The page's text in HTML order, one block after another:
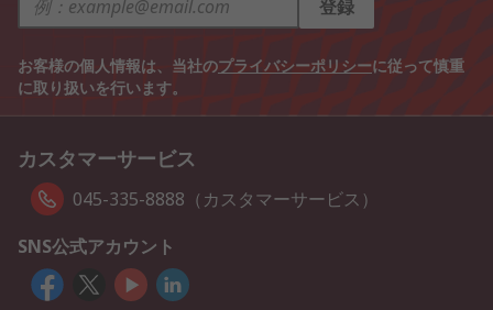
登録
お客様の個人情報は、当社のプライバシーポリシーに従って慎重
に取り扱いを行います。
カスタマーサービス
045-335-8888（カスタマーサービス）
SNS公式アカウント